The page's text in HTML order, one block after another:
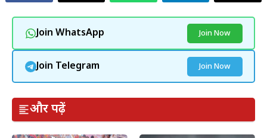
Join WhatsApp Join Now
Join Telegram Join Now
और पढ़ें